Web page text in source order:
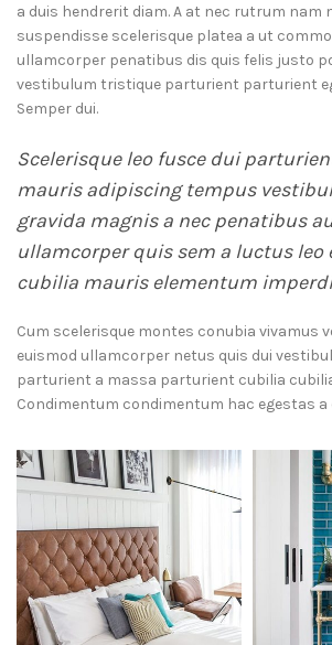
a duis hendrerit diam. A at nec rutrum nam
suspendisse scelerisque platea a ut
ullamcorper penatibus dis quis felis justo
vestibulum tristique parturient parturient
Semper dui.
Scelerisque leo fusce dui
mauris adipiscing tempus
gravida magnis a nec penatibus
ullamcorper quis sem a luctus leo
cubilia mauris elementum
Cum scelerisque montes conubia vivamus
euismod ullamcorper netus quis dui
parturient a massa parturient cubilia
Condimentum condimentum hac egestas